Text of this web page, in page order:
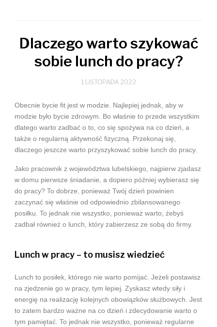
Dlaczego warto szykować
sobie lunch do pracy?
1 LISTOPADA 2022
Obecnie bycie fit jest w modzie. Najlepiej jednak, aby w
modzie było bycie zdrowym. Bo właśnie to przede wszystkim
dlatego warto zadbać o to, co się spożywa na co dzień, a
także o regularną aktywność fizyczną. Przekonaj się,
dlaczego jeszcze warto przyszykować sobie lunch do pracy.
Jako pracownik z województwa lubelskiego, najpierw zjadasz
w domu pierwsze śniadanie, a dopiero później wybierasz się
do pracy? To dobrze, ponieważ Twój dzień powinien
zaczynać się właśnie od odpowiednio zbilansowanego
posiłku. To jednak nie wszystko, ponieważ warto, żebyś
zadbał również o lunch, który zabierzesz ze sobą do firmy.
Lunch w pracy – to musisz wiedzieć
Lunch to posiłek, którego nie warto pomijać. Jeżeli postawisz
na zjedzenie go w pracy, tym lepiej. Zyskasz wtedy siły i
energię na realizację kolejnych obowiązków służbowych. Jest
to zatem bardzo ważne na co dzień i zdecydowanie warto o
tym pamiętać. To jednak nie wszystko, ponieważ regularne